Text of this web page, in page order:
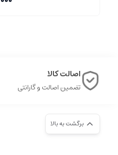
اصالت کالا
تضمین اصالت و گارانتی
برگشت به بالا